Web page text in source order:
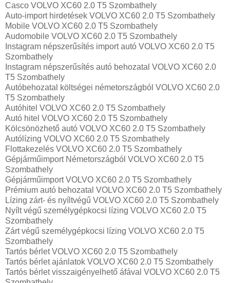
Casco VOLVO XC60 2.0 T5 Szombathely
Auto-import hirdetések VOLVO XC60 2.0 T5 Szombathely
Mobile VOLVO XC60 2.0 T5 Szombathely
Audomobile VOLVO XC60 2.0 T5 Szombathely
Instagram népszerűsítés import autó VOLVO XC60 2.0 T5
Szombathely
Instagram népszerűsítés autó behozatal VOLVO XC60 2.0
T5 Szombathely
Autóbehozatal költségei németországból VOLVO XC60 2.0
T5 Szombathely
Autóhitel VOLVO XC60 2.0 T5 Szombathely
Autó hitel VOLVO XC60 2.0 T5 Szombathely
Kölcsönözhető autó VOLVO XC60 2.0 T5 Szombathely
Autólízing VOLVO XC60 2.0 T5 Szombathely
Flottakezelés VOLVO XC60 2.0 T5 Szombathely
Gépjárműimport Németországból VOLVO XC60 2.0 T5
Szombathely
Gépjárműimport VOLVO XC60 2.0 T5 Szombathely
Prémium autó behozatal VOLVO XC60 2.0 T5 Szombathely
Lízing zárt- és nyíltvégű VOLVO XC60 2.0 T5 Szombathely
Nyílt végű személygépkocsi lízing VOLVO XC60 2.0 T5
Szombathely
Zárt végű személygépkocsi lízing VOLVO XC60 2.0 T5
Szombathely
Tartós bérlet VOLVO XC60 2.0 T5 Szombathely
Tartós bérlet ajánlatok VOLVO XC60 2.0 T5 Szombathely
Tartós bérlet visszaigényelhető áfával VOLVO XC60 2.0 T5